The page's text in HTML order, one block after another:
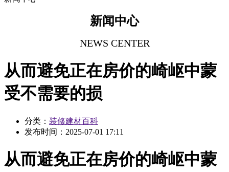
新闻中心
NEWS CENTER
从而避免正在房价的崎岖中蒙
受不需要的损
分类： 装修建材百科
发布时间： 2025-07-01 17:11
从而避免正在房价的崎岖中蒙